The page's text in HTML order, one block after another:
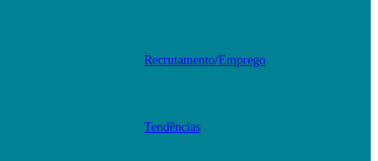
Recrutamento/Emprego
Tendências